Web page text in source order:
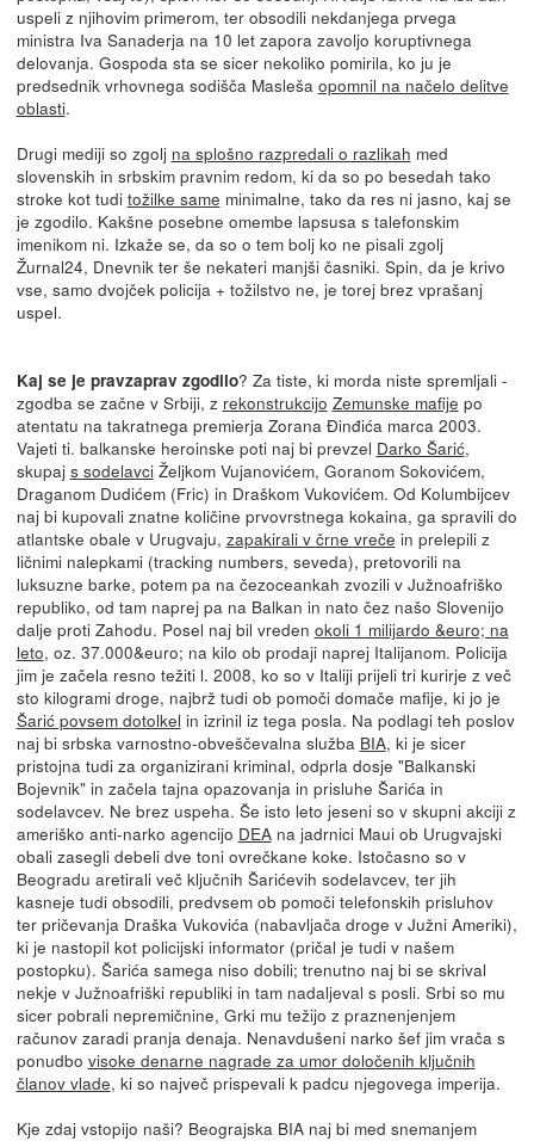
uspeli z njihovim primerom, ter obsodili nekdanjega prvega
ministra Iva Sanaderja na 10 let zapora zavoljo koruptivnega
delovanja. Gospoda sta se sicer nekoliko pomirila, ko ju je
predsednik vrhovnega sodišča Masleša opomnil na načelo delitve
oblasti.
Drugi mediji so zgolj na splošno razpredali o razlikah med
slovenskih in srbskim pravnim redom, ki da so po besedah tako
stroke kot tudi tožilke same minimalne, tako da res ni jasno, kaj se
je zgodilo. Kakšne posebne omembe lapsusa s talefonskim
imenikom ni. Izkaže se, da so o tem bolj ko ne pisali zgolj
Žurnal24, Dnevnik ter še nekateri manjši časniki. Spin, da je krivo
vse, samo dvojček policija + tožilstvo ne, je torej brez vprašanj
uspel.
Kaj se je pravzaprav zgodilo? Za tiste, ki morda niste spremljali -
zgodba se začne v Srbiji, z rekonstrukcijo Zemunske mafije po
atentatu na takratnega premierja Zorana Đinđića marca 2003.
Vajeti ti. balkanske heroinske poti naj bi prevzel Darko Šarić,
skupaj s sodelavciŽeljkom Vujanovićem, Goranom Sokovićem,
Draganom Dudićem (Fric) in Draškom Vukovićem. Od Kolumbijcev
naj bi kupovali znatne količine prvovrstnega kokaina, ga spravili do
atlantske obale v Urugvaju, zapakirali v črne vreče in prelepili z
ličnimi nalepkami (tracking numbers, seveda), pretovorili na
luksuzne barke, potem pa na čezoceankah zvozili v Južnoafriško
republiko, od tam naprej pa na Balkan in nato čez našo Slovenijo
dalje proti Zahodu. Posel naj bil vreden okoli 1 milijardo &euro; na
leto, oz. 37.000&euro; na kilo ob prodaji naprej Italijanom. Policija
jim je začela resno težiti l. 2008, ko so v Italiji prijeli tri kurirje z več
sto kilogrami droge, najbrž tudi ob pomoči domače mafije, ki jo je
Šarić povsem dotolkel in izrinil iz tega posla. Na podlagi teh poslov
naj bi srbska varnostno-obveščevalna služba BIA, ki je sicer
pristojna tudi za organizirani kriminal, odprla dosje "Balkanski
Bojevnik" in začela tajna opazovanja in prisluhe Šarića in
sodelavcev. Ne brez uspeha. Še isto leto jeseni so v skupni akciji z
ameriško anti-narko agencijo DEAna jadrnici Maui ob Urugvajski
obali zasegli debeli dve toni ovrečkane koke. Istočasno so v
Beogradu aretirali več ključnih Šarićevih sodelavcev, ter jih
kasneje tudi obsodili, predvsem ob pomoči telefonskih prisluhov
ter pričevanja Draška Vukovića (nabavljača droge v Južni Ameriki),
ki je nastopil kot policijski informator (pričal je tudi v našem
postopku). Šarića samega niso dobili; trenutno naj bi se skrival
nekje v Južnoafriški republiki in tam nadaljeval s posli. Srbi so mu
sicer pobrali nepremičnine, Grki mu težijo z praznenjenjem
računov zaradi pranja denaja. Nenavdušeni narko šef jim vrača s
ponudbo visoke denarne nagrade za umor določenih ključnih
članov vlade, ki so največ prispevali k padcu njegovega imperija.
Kje zdaj vstopijo naši? Beograjska BIA naj bi med snemanjem